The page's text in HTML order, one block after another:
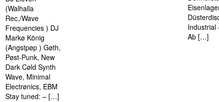
(Walhalla
Rec./Wave
Frequencies ) DJ
Markø König
(Angstpøp ) Gøth,
Pøst-Punk, New
Dark Cøld Synth
Wave, Minimal
Electrønics, EBM
Stay tuned: – […]
Industrial
Ab […]